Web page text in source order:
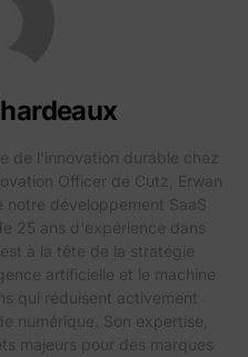
de l'innovation durable chez
Officer de Cutz, Erwan
notre développement SaaS
25 ans d'expérience dans
à la tête de la stratégie
artificielle et le machine
qui réduisent activement
numérique. Son expertise,
majeurs pour des marques